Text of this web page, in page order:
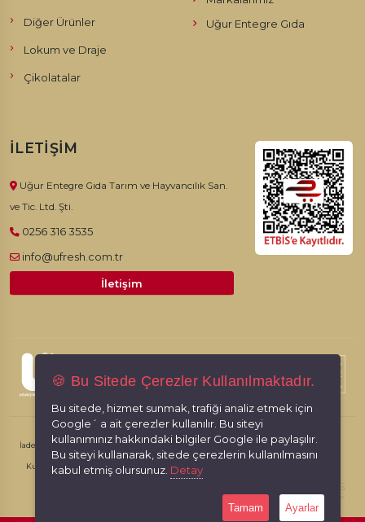
Diğer Ürünler
Lokum ve Draje
Çikolatalar
Uğur Entegre Gıda
İLETIŞIM
Uğur Entegre Gıda Tarım ve Hayvancılık San.
ve Tic. Ltd. Şti.
0256 316 3535
info@ufresh.com.tr
İletişim
© 2026, Ufresh. Tüm hakları saklıdır.
İade İptal Şartları Kişisel Verilerin Korunması Gizlilik İlkeleri
Kullanım Koşulları
RabbitCMS
Sayfa Yüklenme Hızı: 0,8887Sec.
🍪 Bu Sitede Çerezler Kullanılmaktadır.
Bu sitede, hizmet sunmak, trafiği analiz etmek için
Google´ a ait çerezler kullanılır. Bu siteyi
kullanımınız hakkındaki bilgiler Google ile paylaşılır.
Bu siteyi kullanarak, sitede çerezlerin kullanılmasını
kabul etmiş olursunuz. Detay
Tamam Ayarlar